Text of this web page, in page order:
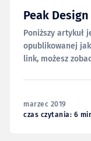
Peak
Poniższy artykuł
opublikowanej
link, możesz zobaczyć całość.
marzec 2019
czas czytania: 6